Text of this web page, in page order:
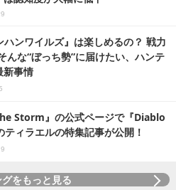
ハンワイルズ』は楽しめるの？ 戦力
んな“ぼっち勢”に届けたい、ハンテ
新事情
Storm』の公式ページで『Diablo
ィラエルの特集記事が公開！
をもっと見る